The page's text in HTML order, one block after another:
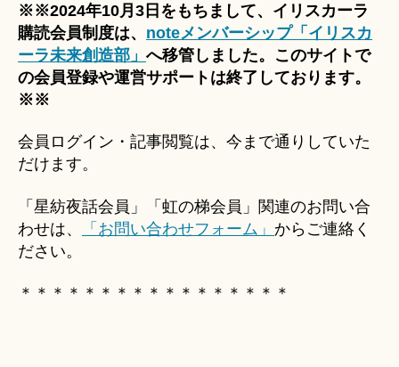
※※2024年10月3日をもちまして、イリスカーラ
購読会員制度は、 noteメンバーシップ「イリスカ
ーラ未来創造部」 へ移管しました。このサイトで
の会員登録や運営サポートは終了しております。
※※
会員ログイン・記事閲覧は、今まで通りしていた
だけます。
「星紡夜話会員」「虹の梯会員」関連のお問い合
わせは、
「お問い合わせフォーム」 からご連絡く
ださい。
＊＊＊＊＊＊＊＊＊＊＊＊＊＊＊＊＊